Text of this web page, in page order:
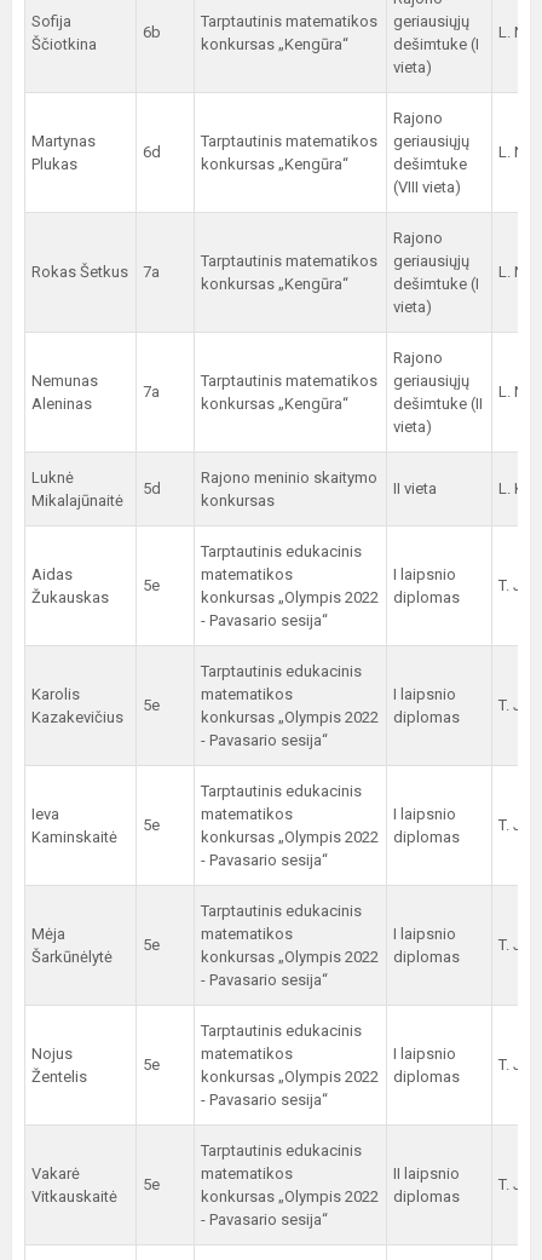
Sofija
Ščiotkina
6b
Tarptautinis matematikos
konkursas „Kengūra“
geriausiųjų
dešimtuke (I
vieta)
L.
Martynas
Plukas
6d
Tarptautinis matematikos
konkursas „Kengūra“
Rajono
geriausiųjų
dešimtuke
(VIII vieta)
L.
Rokas Šetkus 7a
Tarptautinis matematikos
konkursas „Kengūra“
Rajono
geriausiųjų
dešimtuke (I
vieta)
L.
Nemunas
Aleninas
7a
Tarptautinis matematikos
konkursas „Kengūra“
Rajono
geriausiųjų
dešimtuke (II
vieta)
L.
Luknė
Mikalajūnaitė
5d
Rajono meninio skaitymo
konkursas
II vieta L.
Aidas
Žukauskas
5e
Tarptautinis edukacinis
matematikos
konkursas „Olympis 2022
- Pavasario sesija“
I laipsnio
diplomas
T.
Karolis
Kazakevičius
5e
Tarptautinis edukacinis
matematikos
konkursas „Olympis 2022
- Pavasario sesija“
I laipsnio
diplomas
T.
Ieva
Kaminskaitė
5e
Tarptautinis edukacinis
matematikos
konkursas „Olympis 2022
- Pavasario sesija“
I laipsnio
diplomas
T.
Mėja
Šarkūnėlytė
5e
Tarptautinis edukacinis
matematikos
konkursas „Olympis 2022
- Pavasario sesija“
I laipsnio
diplomas
T.
Nojus
Žentelis
5e
Tarptautinis edukacinis
matematikos
konkursas „Olympis 2022
- Pavasario sesija“
I laipsnio
diplomas
T.
Vakarė
Vitkauskaitė
5e
Tarptautinis edukacinis
matematikos
konkursas „Olympis 2022
- Pavasario sesija“
II laipsnio
diplomas
T.